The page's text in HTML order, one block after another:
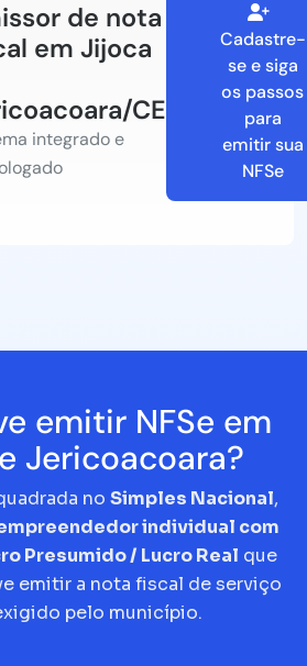
de nota
em Jijoca
CE
integrado e
Cadastre-
se e siga
os passos
para
emitir sua
NFSe
emitir NFSe em
Jericoacoara?
no Simples Nacional,
individual com
Presumido / Lucro Real que
emitir a nota fiscal de serviço
pelo município.